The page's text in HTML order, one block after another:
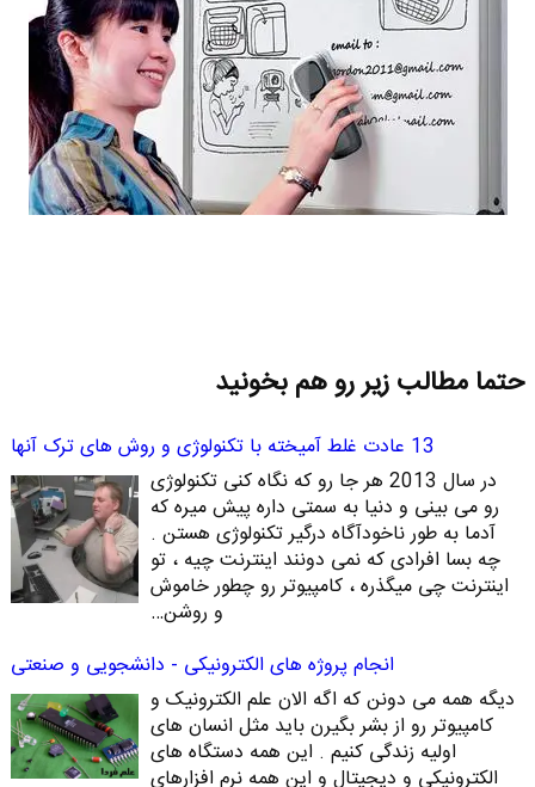
حتما مطالب زیر رو هم بخونید
13 عادت غلط آمیخته با تکنولوژی و روش های ترک آنها
در سال 2013 هر جا رو که نگاه کنی تکنولوژی
رو می بینی و دنیا به سمتی داره پیش میره که
آدما به طور ناخودآگاه درگیر تکنولوژی هستن .
چه بسا افرادی که نمی دونند اینترنت چیه ، تو
اینترنت چی میگذره ، کامپیوتر رو چطور خاموش
و روشن…
انجام پروژه های الکترونیکی - دانشجویی و صنعتی
دیگه همه می دونن که اگه الان علم الکترونیک و
کامپیوتر رو از بشر بگیرن باید مثل انسان های
اولیه زندگی کنیم . این همه دستگاه های
الکترونیکی و دیجیتال و این همه نرم افزارهای